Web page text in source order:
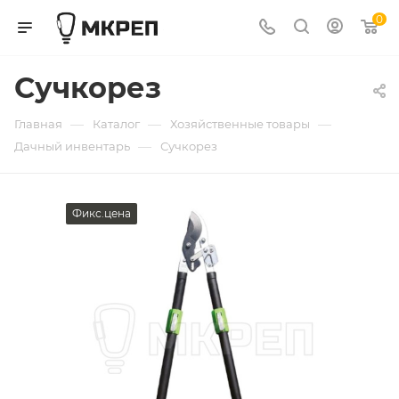
0
Сучкорез
Главная — Каталог — Хозяйственные товары —
Дачный инвентарь — Сучкорез
Фикс.цена